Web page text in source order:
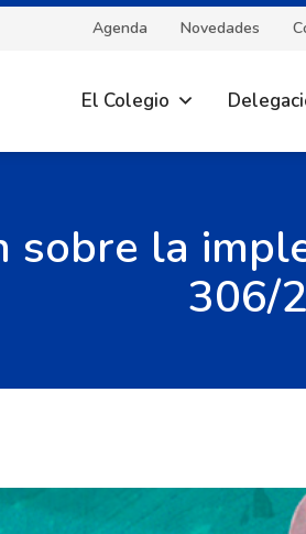
Agenda Novedades
El Colegio
sobre la
306/